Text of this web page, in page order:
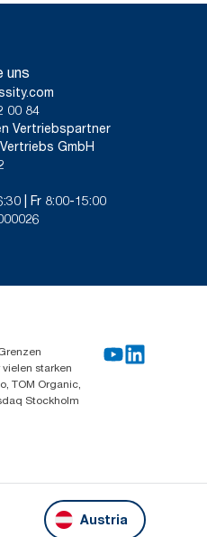
uns
00 84
Vertriebspartner
GmbH
| Fr 8:00-15:00
starken
TOM Organic,
Stockholm
Austria